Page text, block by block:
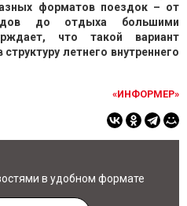
форматов поездок – от
до отдыха большими
что такой вариант
летнего внутреннего
«ИНФОРМЕР»
в удобном формате